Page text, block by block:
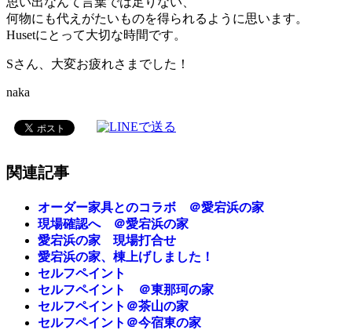
何物にも代えがたいものを得られるように思います。
Husetにとって大切な時間です。
Sさん、大変お疲れさまでした！
naka
関連記事
オーダー家具とのコラボ ＠愛宕浜の家
現場確認へ ＠愛宕浜の家
愛宕浜の家 現場打合せ
愛宕浜の家、棟上げしました！
セルフペイント
セルフペイント ＠東那珂の家
セルフペイント＠茶山の家
セルフペイント＠今宿東の家